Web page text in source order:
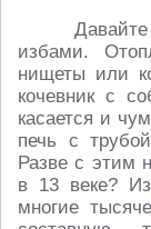
избами.
нищеты или
кочевник с
касается и
печь с
Разве с этим
в 13 веке?
многие